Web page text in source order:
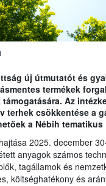
új útmutatót és
termékek
támogatására. Az
terhek csökkentése a
a Nébih tematikus
2025. december
anyagok számos
tagállamok és
költséghatékony és